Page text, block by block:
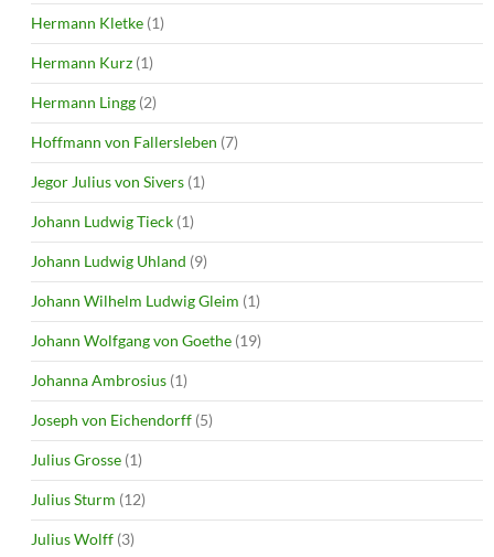
Hermann Kletke (1)
Hermann Kurz (1)
Hermann Lingg (2)
Hoffmann von Fallersleben (7)
Jegor Julius von Sivers (1)
Johann Ludwig Tieck (1)
Johann Ludwig Uhland (9)
Johann Wilhelm Ludwig Gleim (1)
Johann Wolfgang von Goethe (19)
Johanna Ambrosius (1)
Joseph von Eichendorff (5)
Julius Grosse (1)
Julius Sturm (12)
Julius Wolff (3)